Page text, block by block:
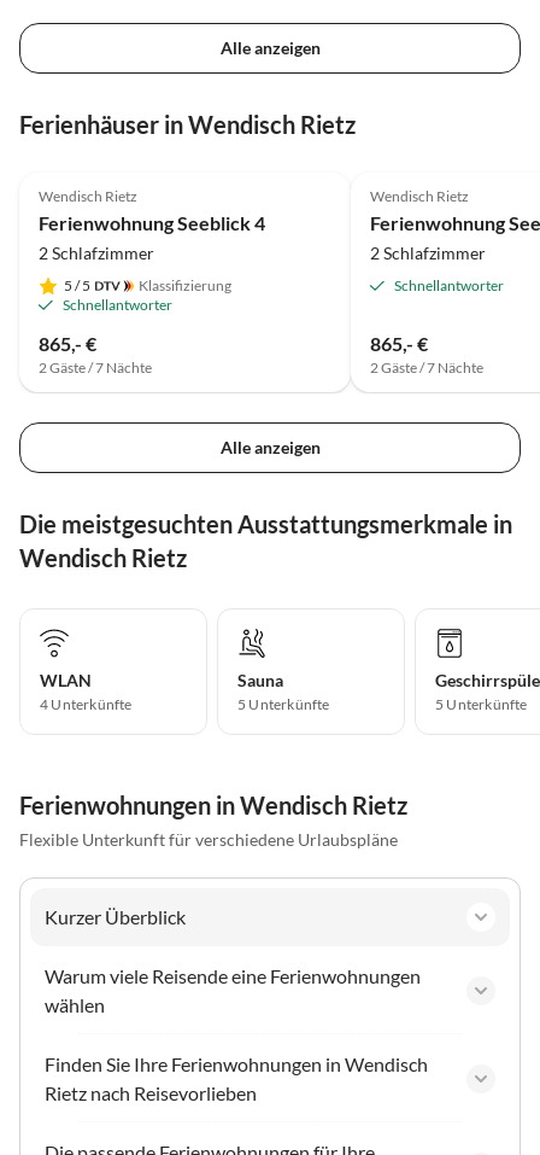
Alle anzeigen
Ferienhäuser in Wendisch Rietz
Wendisch Rietz
Ferienwohnung Seeblick 4
2 Schlafzimmer
5 / 5
Klassifizierung
Schnellantworter
865,- €
2 Gäste / 7 Nächte
Wendisch Rietz
Ferienwohnung
2 Schlafzimmer
Schnellantworter
865,- €
2 Gäste / 7 Nächte
Alle anzeigen
Die meistgesuchten Ausstattungsmerkmale in
Wendisch Rietz
WLAN
4 Unterkünfte
Sauna
5 Unterkünfte 5 Unterkünfte
Ferienwohnungen in Wendisch Rietz
Flexible Unterkunft für verschiedene Urlaubspläne
Kurzer Überblick
Warum viele Reisende eine Ferienwohnungen
wählen
Finden Sie Ihre Ferienwohnungen in Wendisch
Rietz nach Reisevorlieben